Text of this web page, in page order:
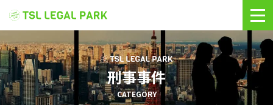
刑事事件
CATEGORY